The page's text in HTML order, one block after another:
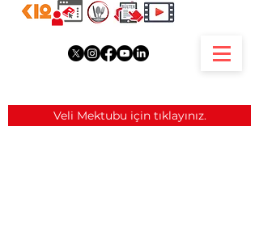
Veli Mektubu için tıklayınız.